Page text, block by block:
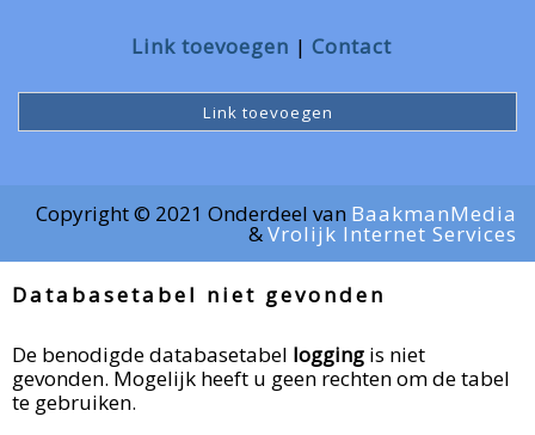
Link toevoegen Contact
Link toevoegen
Copyright © 2021 Onderdeel van BaakmanMedia
&Vrolijk Internet Services
Databasetabel niet gevonden
De benodigde databasetabel logging is niet
gevonden. Mogelijk heeft u geen rechten om de tabel
te gebruiken.